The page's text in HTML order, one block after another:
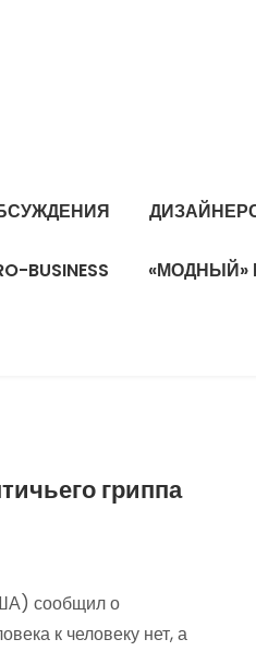
BUSINESS «МОДНЫЙ»
гриппа
сообщил о
к человеку нет, а